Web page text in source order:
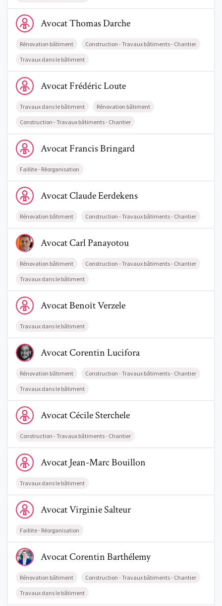
Voir le profil de AvocatThomas Darche
AvocatThomasDarche
Rénovation bâtiment Construction - Travaux bâtiments - Chantier
Travaux dans le bâtiment
Voir le profil de AvocatFrédéric Loute
AvocatFrédéricLoute
Travaux dans le bâtiment Rénovation bâtiment
Construction - Travaux bâtiments - Chantier
Voir le profil de AvocatFrancis Bringard
AvocatFrancisBringard
Faillite - Réorganisation
Voir le profil de AvocatClaude Eerdekens
AvocatClaudeEerdekens
Rénovation bâtiment Construction - Travaux bâtiments - Chantier
Voir le profil de AvocatCarl Panayotou
AvocatCarlPanayotou
Rénovation bâtiment Construction - Travaux bâtiments - Chantier
Travaux dans le bâtiment
Voir le profil de AvocatBenoît Verzele
AvocatBenoîtVerzele
Travaux dans le bâtiment
Voir le profil de AvocatCorentin Lucifora
AvocatCorentinLucifora
Rénovation bâtiment Construction - Travaux bâtiments - Chantier
Travaux dans le bâtiment
Voir le profil de AvocatCécile Sterchele
AvocatCécileSterchele
Construction - Travaux bâtiments - Chantier
Voir le profil de AvocatJean-Marc Bouillon
AvocatJean-MarcBouillon
Travaux dans le bâtiment
Voir le profil de AvocatVirginie Salteur
AvocatVirginieSalteur
Faillite - Réorganisation
Voir le profil de AvocatCorentin Barthélemy
AvocatCorentinBarthélemy
Rénovation bâtiment Construction - Travaux bâtiments - Chantier
Travaux dans le bâtiment